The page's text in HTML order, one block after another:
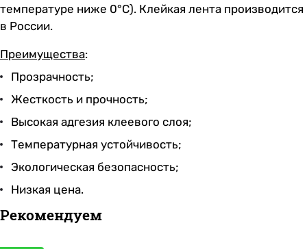
температуре ниже 0°С). Клейкая лента производится
в России.
Преимущества:
Прозрачность;
Жесткость и прочность;
Высокая адгезия клеевого слоя;
Температурная устойчивость;
Экологическая безопасность;
Низкая цена.
Рекомендуем